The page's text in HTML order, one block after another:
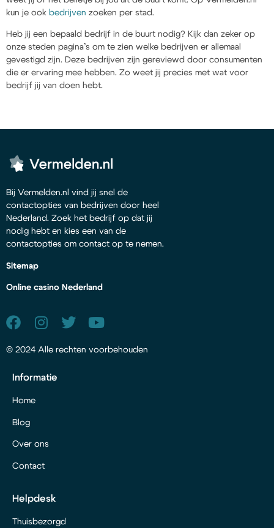
kun je ook bedrijven zoeken per stad.
Heb jij een bepaald bedrijf in de buurt nodig? Kijk dan zeker op
onze steden pagina’s om te zien welke bedrijven er allemaal
gevestigd zijn. Deze bedrijven zijn gereviewd door consumenten
die er ervaring mee hebben. Zo weet jij precies met wat voor
bedrijf jij van doen hebt.
Bij Vermelden.nl vind jij snel de
contactopties van bedrijven door heel
Nederland. Zoek het bedrijf op dat jij
nodig hebt en kies een van de
contactopties om contact op te nemen.
Sitemap
Online casino Nederland
© 2024 Alle rechten voorbehouden
Informatie
Home
Blog
Over ons
Contact
Helpdesk
Thuisbezorgd